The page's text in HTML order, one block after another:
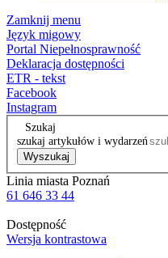
Zamknij menu
Język migowy
Portal Niepełnosprawność
Deklaracja dostępności
ETR - tekst
Facebook
Instagram
Szukaj
szukaj artykułów i wydarzeń
Wyszukaj
Linia miasta Poznań
61 646 33 44
Dostępność
Wersja kontrastowa